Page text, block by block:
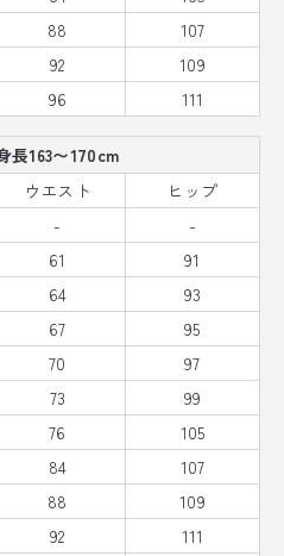
88
107
92
109
96 111
長163〜170cm
ウエスト
ヒップ
-
-
61
91
64
93
67
95
70
97
73
99
76
105
84
107
88
109
92
111